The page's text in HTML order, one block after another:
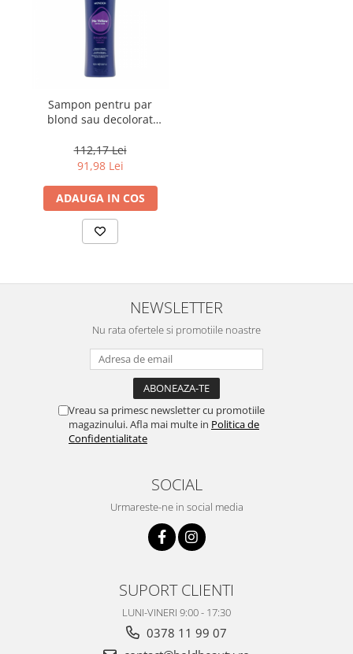
Sampon pentru par
blond sau decolorat
Yellow, 1000 ml
112,17 Lei
91,98 Lei
ADAUGA IN COS
NEWSLETTER
Nu rata ofertele si promotiile noastre
Vreau sa primesc newsletter cu promotiile
magazinului. Afla mai multe in Politica de
Confidentialitate
SOCIAL
Urmareste-ne in social media
SUPORT CLIENTI
LUNI-VINERI 9:00 - 17:30
0378 11 99 07